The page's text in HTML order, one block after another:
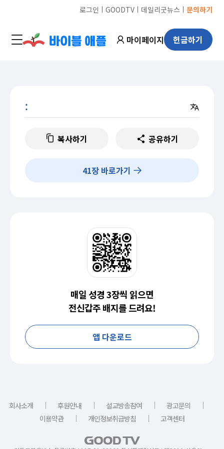
로그인 ㅣ GOODTVㅣ 데일리굿뉴스 ㅣ 문의하기
마이페이지 헌금하기
:
복사하기 공유하기
41장 바로가기
매일 성경 3장씩 읽으면
전신갑주 배지를 드려요!
앱 다운로드
회사소개 ｜ 후원안내 ｜ 설교방송참여 ｜ 광고문의
｜
이용약관
｜ 개인정보취급방침 ｜ 고객센터